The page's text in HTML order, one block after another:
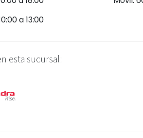
a 13:00
esta sucursal: